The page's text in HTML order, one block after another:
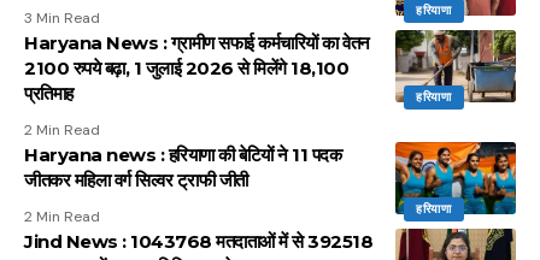
हरियाणा
3 Min Read
हरियाणा
Haryana News : ग्रामीण सफाई कर्मचारियों का वेतन
2100 रुपये बढ़ा, 1 जुलाई 2026 से मिलेंगे 18,100
प्रतिमाह
2 Min Read
हरियाणा
Haryana news : हरियाणा की बेटियों ने 11 पदक
जीतकर महिला वर्ग सिल्वर ट्राफी जीती
2 Min Read
Jind News : 1043768 मतदाताओं में से 392518